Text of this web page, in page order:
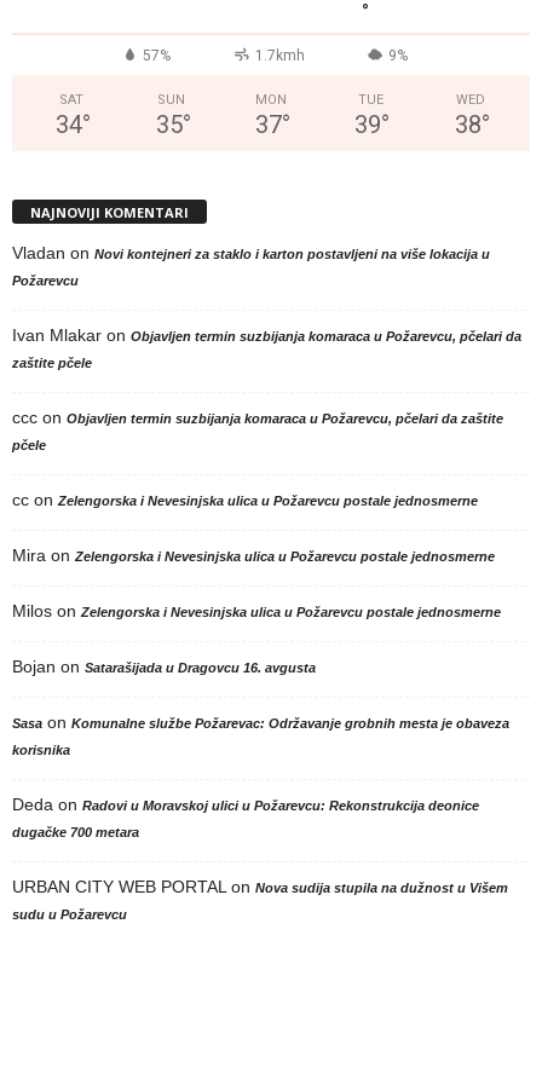
°
57% 1.7kmh 9%
SAT
34°
SUN
35°
MON
37°
TUE
39°
WED
38°
NAJNOVIJI KOMENTARI
Vladan on Novi kontejneri za staklo i karton postavljeni na više lokacija u
Požarevcu
Ivan Mlakar on Objavljen termin suzbijanja komaraca u Požarevcu, pčelari da
zaštite pčele
ccc on Objavljen termin suzbijanja komaraca u Požarevcu, pčelari da zaštite
pčele
cc onZelengorska i Nevesinjska ulica u Požarevcu postale jednosmerne
Mira onZelengorska i Nevesinjska ulica u Požarevcu postale jednosmerne
Milos onZelengorska i Nevesinjska ulica u Požarevcu postale jednosmerne
Bojan on Satarašijada u Dragovcu 16. avgusta
Sasa on Komunalne službe Požarevac: Održavanje grobnih mesta je obaveza
korisnika
Deda on Radovi u Moravskoj ulici u Požarevcu: Rekonstrukcija deonice
dugačke 700 metara
URBAN CITY WEB PORTALon Nova sudija stupila na dužnost u Višem
sudu u Požarevcu